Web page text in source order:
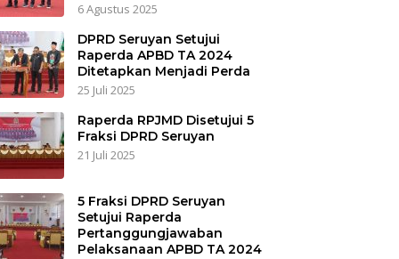
6 Agustus 2025
DPRD Seruyan Setujui
Raperda APBD TA 2024
Ditetapkan Menjadi Perda
25 Juli 2025
Raperda RPJMD Disetujui 5
Fraksi DPRD Seruyan
21 Juli 2025
5 Fraksi DPRD Seruyan
Setujui Raperda
Pertanggungjawaban
Pelaksanaan APBD TA 2024